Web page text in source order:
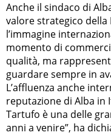
Anche il sindaco di
valore strategico della
l’immagine
momento di
qualità, ma
guardare sempre in
L’affluenza anche
reputazione di Alba in
Tartufo è una delle
anni a venire”, ha